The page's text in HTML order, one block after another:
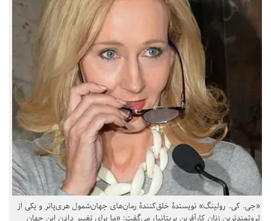
«جی. کی. رولینگ» نویسندهٔ خلق‌کنندهٔ رمان‌های جهان‌شمول هری‌پاتر و یکی از